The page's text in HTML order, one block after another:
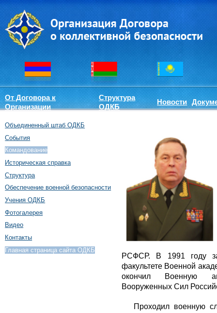
От Договора к
Организации
Структура
ОДКБ
Новости
Объединенный штаб ОДКБ
События
Командование
Историческая справка
Структура
Обеспечение военной безопасности
Учения ОДКБ
Фотогалерея
Видео
Контакты
Главная страница сайта ОДКБ
РСФСР. В 1991 году
факультете Военной
окончил Военную
Вооруженных Сил
Проходил военную